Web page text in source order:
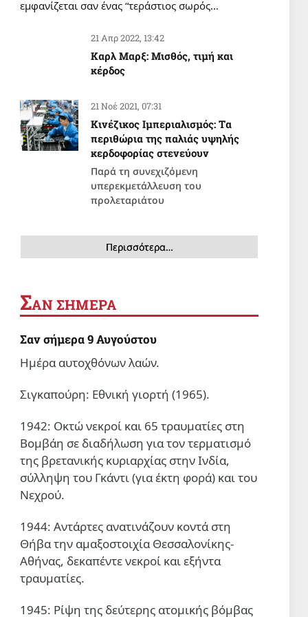
ανήκεις;
6 Αυγ 2026, 19:11
Οικότροφοι Φοιτητικής Εστίας
Αθηνών: Κυβέρνηση και
ΙΝΕΔΙΒΙΜ δεν έχουν κανένα
σχέδιο για το που θα μείνουν
εκατοντάδες φοιτητές!
6 Αυγ 2026, 18:24
εμφανίζεται σαν ένας “τεράστιος σωρός…
21 Απρ 2022, 13:42
Καρλ Μαρξ: Μισθός, τιμή και
κέρδος
21 Νοέ 2021, 07:31
Κινέζικος Ιμπεριαλισμός: Tα
περιθώρια της παλιάς υψηλής
κερδοφορίας στενεύουν
Παρά τη συνεχιζόμενη
υπερεκμετάλλευση του
προλεταριάτου
Περισσότερα…
ΣΑΝ ΣΗΜΕΡΑ
Σαν σήμερα 9 Αυγούστου
Ημέρα αυτοχθόνων λαών.
Σιγκαπούρη: Εθνική γιορτή (1965).
1942: Οκτώ νεκροί και 65 τραυματίες στη
Βομβάη σε διαδήλωση για τον τερματισμό
της βρετανικής κυριαρχίας στην Ινδία,
σύλληψη του Γκάντι (για έκτη φορά) και του
Νεχρού.
1944: Αντάρτες ανατινάζουν κοντά στη
Θήβα την αμαξοστοιχία Θεσσαλονίκης-
Αθήνας, δεκαπέντε νεκροί και εξήντα
τραυματίες.
1945: Ρίψη της δεύτερης ατομικής βόμβας